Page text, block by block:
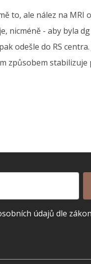
to, ale nález na
nicméně - aby byla
odešle do RS
způsobem
údajů dle